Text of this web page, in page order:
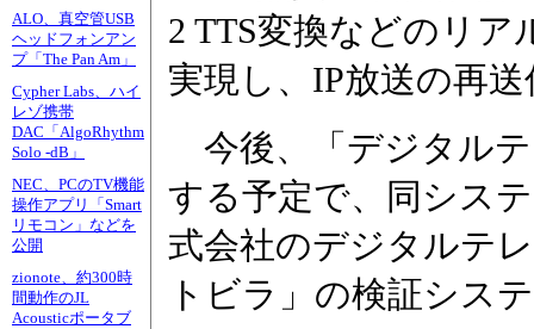
ALO、真空管USB
ヘッドフォンアン
プ「The Pan Am」
Cypher Labs、ハイ
レゾ携帯
DAC「AlgoRhythm
Solo -dB」
NEC、PCのTV機能
操作アプリ「Smart
リモコン」などを
公開
zionote、約300時
間動作のJL
Acousticポータブ
2 TTS変換などのリ
実現し、IP放送の再
今後、「デジタル
する予定で、同シス
式会社のデジタルテ
トビラ」の検証シス